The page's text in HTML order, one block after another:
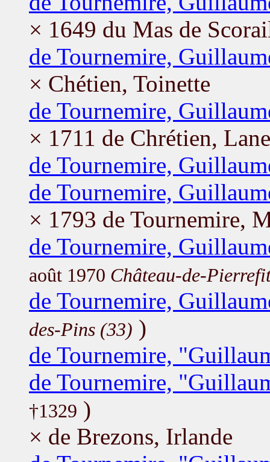
× 1649 du Mas de
de Tournemire,
× Chétien, Toinette
de Tournemire,
× 1711 de Chrétien,
de Tournemire,
de Tournemire,
× 1793 de Tournemire,
de Tournemire,
août 1970 Château-de-
de Tournemire,
des-Pins (33) )
de Tournemire,
de Tournemire,
†1329 )
× de Brezons, Irlande